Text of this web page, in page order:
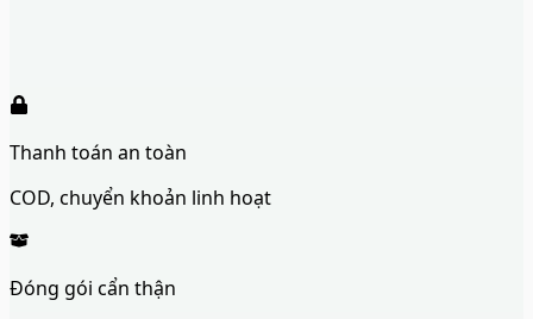
Thanh toán an toàn
COD, chuyển khoản linh hoạt
Đóng gói cẩn thận